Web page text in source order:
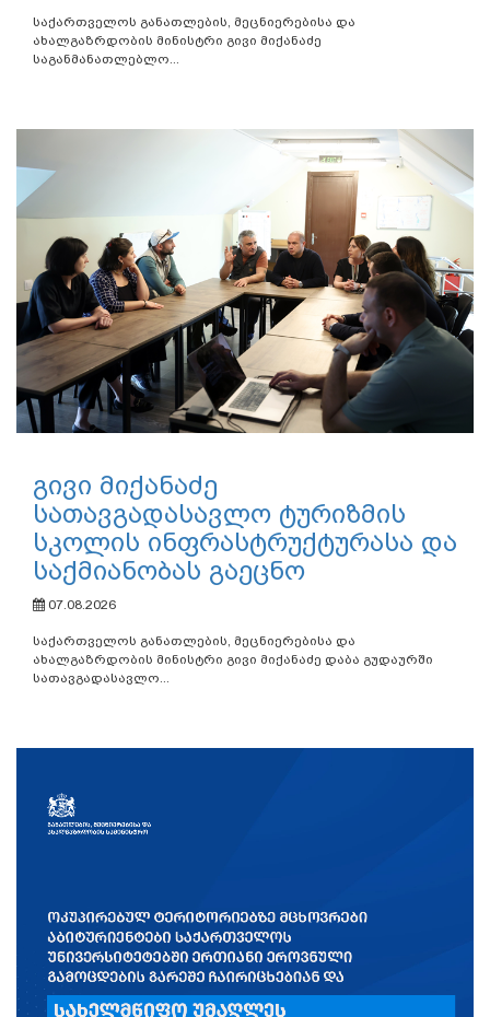
საქართველოს განათლების, მეცნიერებისა და
ახალგაზრდობის მინისტრი გივი მიქანაძე
საგანმანათლებლო...
გივი მიქანაძე
სათავგადასავლო ტურიზმის
სკოლის ინფრასტრუქტურასა და
საქმიანობას გაეცნო
07.08.2026
საქართველოს განათლების, მეცნიერებისა და
ახალგაზრდობის მინისტრი გივი მიქანაძე დაბა გუდაურში
სათავგადასავლო...